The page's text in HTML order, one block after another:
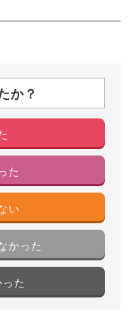
か？
た
い
かった
た